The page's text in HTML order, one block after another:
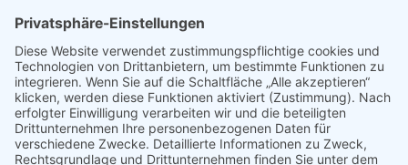
seokratie.de
Tags
Android Android Phone Anwendung App Apple Betriebssystem Datenschutz